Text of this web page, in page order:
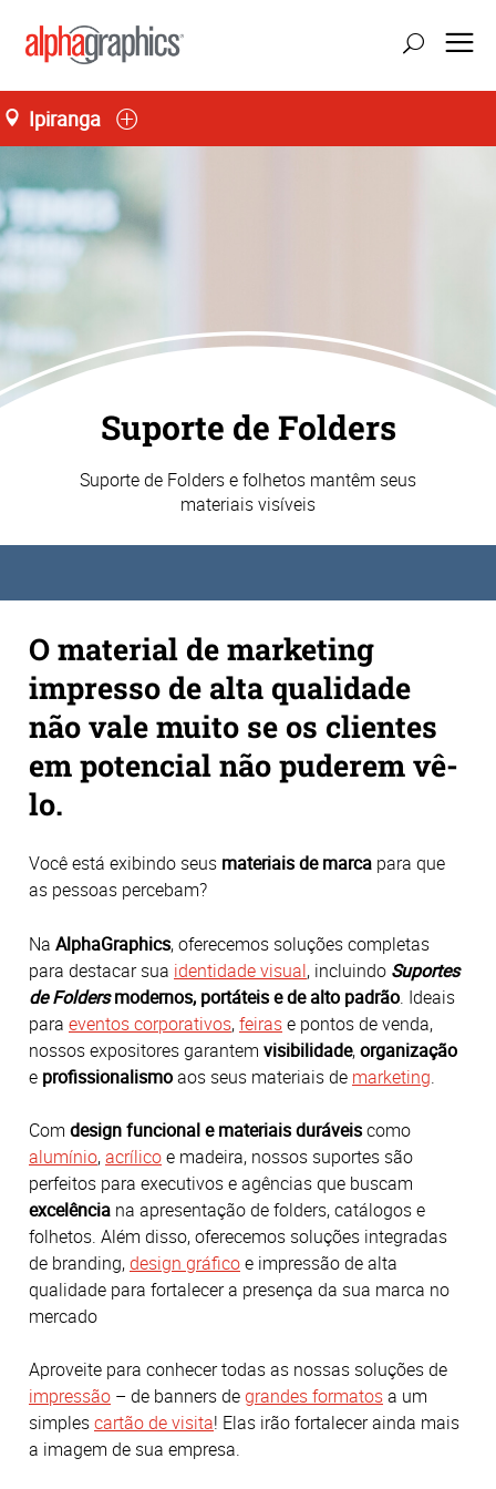
Ipiranga
Suporte de Folders
Suporte de Folders e folhetos mantêm seus
materiais visíveis
O material de marketing
impresso de alta qualidade
não vale muito se os clientes
em potencial não puderem vê-
lo.
Você está exibindo seus materiais de marca para que
as pessoas percebam?
Na AlphaGraphics, oferecemos soluções completas
para destacar sua identidade visual, incluindo Suportes
de Foldersmodernos, portáteis e de alto padrão. Ideais
para eventos corporativos,feirase pontos de venda,
nossos expositores garantem visibilidade,organização
e profissionalismoaos seus materiais de marketing.
Com design funcional e materiais duráveiscomo
alumínio,acrílicoe madeira, nossos suportes são
perfeitos para executivos e agências que buscam
excelência na apresentação de folders, catálogos e
folhetos. Além disso, oferecemos soluções integradas
de branding,design gráficoe impressão de alta
qualidade para fortalecer a presença da sua marca no
mercado
Aproveite para conhecer todas as nossas soluções de
impressão – de banners degrandes formatosa um
simplescartão de visita! Elas irão fortalecer ainda mais
a imagem de sua empresa.